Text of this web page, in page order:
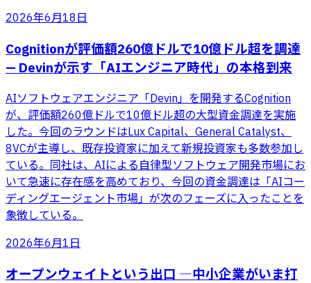
2026年6月18日
Cognitionが評価額260億ドルで10億ドル超を調達
— Devinが示す「AIエンジニア時代」の本格到来
AIソフトウェアエンジニア「Devin」を開発するCognition
が、評価額260億ドルで10億ドル超の大型資金調達を実施
した。今回のラウンドはLux Capital、General Catalyst、
8VCが主導し、既存投資家に加えて新規投資家も多数参加し
ている。同社は、AIによる自律型ソフトウェア開発市場にお
いて急速に存在感を高めており、今回の資金調達は「AIコー
ディングエージェント市場」が次のフェーズに入ったことを
象徴している。
2026年6月1日
オープンウェイトという出口 ―中小企業がいま打